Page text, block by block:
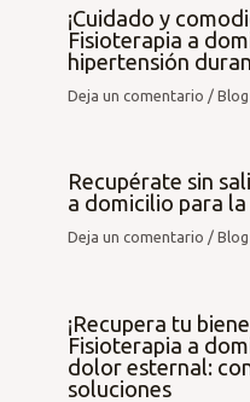
¡Cuidado y
Fisioterapia a
hipertensión
Deja un comentario /Blog
Recupérate sin
a domicilio para
Deja un comentario /Blog
¡Recupera tu
Fisioterapia a
dolor esternal:
soluciones